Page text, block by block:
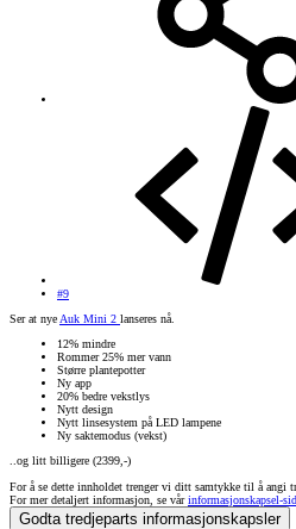
#9
Ser at nye Auk Mini 2 lanseres nå.
12% mindre
Rommer 25% mer vann
Større plantepotter
Ny app
20% bedre vekstlys
Nytt design
Nytt linsesystem på LED lampene
Ny saktemodus (vekst)
..og litt billigere (2399,-)
For å se dette innholdet trenger vi ditt samtykke til å angi
For mer detaljert informasjon, se vårinformasjonskapsel-
Godta tredjeparts informasjonskapsler